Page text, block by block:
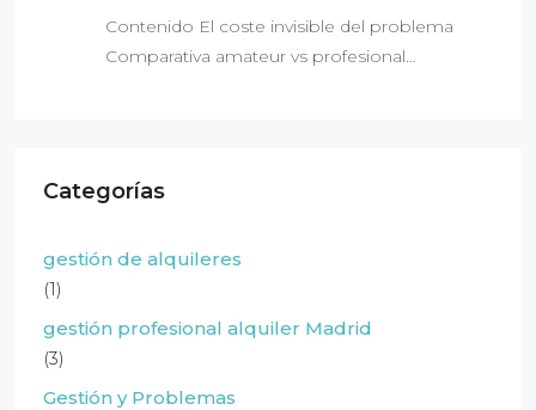
Contenido El coste invisible del problema
Comparativa amateur vs profesional…
Categorías
gestión de alquileres
(1)
gestión profesional alquiler Madrid
(3)
Gestión y Problemas